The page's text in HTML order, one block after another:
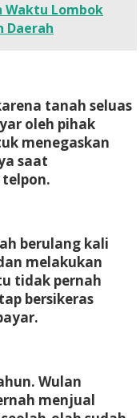
Waktu Lombok
Daerah
tanah seluas
oleh pihak
menegaskan
saat
berulang kali
melakukan
tidak pernah
bersikeras
Wulan
menjual